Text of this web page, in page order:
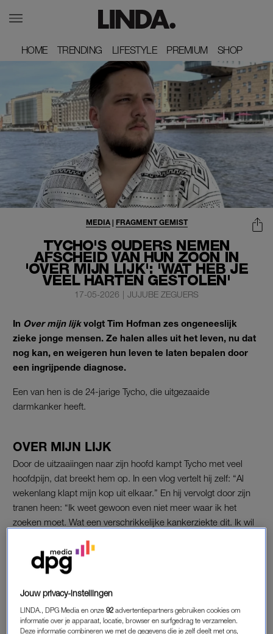
HOME
HOME TRENDING
TRENDING LIFESTYLE
LIFESTYLE PREMIUM
PREMIUM SHOP
SHOP
TYCHO'S OUDERS NEMEN
AFSCHEID VAN HUN ZOON IN
'OVER MIJN LIJK': 'WAT HEB JE
VEEL HARTEN GESTOLEN'
MEDIA| FRAGMENT GEMIST
17-05-2026 | JUJUBE ZEGUERS
In Over mijn lijkvolgt Tim Hofman zes ongeneeslijk
zieke jonge mensen. Ze halen alles uit het leven, nu dat
nog kan, en weigeren hun leven te laten bepalen door
een ingrijpende diagnose.
Een van hen is de 24-jarige Tycho, die uitgezaaide
darmkanker heeft.
OVER MIJN LIJK
Door de uitzaaiingen naar zijn hoofd kampt Tycho met veel
hoofdpijn, dat breekt hem op. In een vlog vertelt hij zelf: “Al
wekenlang klapt mijn kop uit elkaar.” En hij vervolgt door zijn
tranen heen: “Ik weet gewoon even niet meer waar ik het
zoeken moet. Wat een verschrikkelijke kankerziekte dit. Ik wil
wordt hij opgenomen in het ziekenhuis. Daar slaat de situatie
razendsnel om.
Voor het ziekenhuis treft Tim de ouders van Tycho: Daniela en
Rob, die de presentator op de hoogte brengen van de
gezondheidssituatie van hun zoon. “Hij ligt in coma aan de
Jouw privacy-instellingen
LINDA., DPG Media en onze92 advertentiepartners gebruiken cookies om
informatie over je apparaat, locatie, browser en surfgedrag te verzamelen.
Deze informatie combineren we met de gegevens die je zelf deelt met ons,